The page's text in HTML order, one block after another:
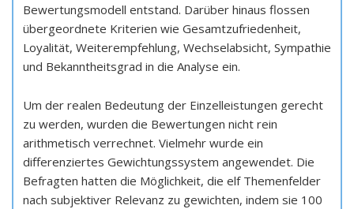
Bewertungsmodell entstand. Darüber hinaus flossen
übergeordnete Kriterien wie Gesamtzufriedenheit,
Loyalität, Weiterempfehlung, Wechselabsicht, Sympathie
und Bekanntheitsgrad in die Analyse ein.
Um der realen Bedeutung der Einzelleistungen gerecht
zu werden, wurden die Bewertungen nicht rein
arithmetisch verrechnet. Vielmehr wurde ein
differenziertes Gewichtungssystem angewendet. Die
Befragten hatten die Möglichkeit, die elf Themenfelder
nach subjektiver Relevanz zu gewichten, indem sie 100